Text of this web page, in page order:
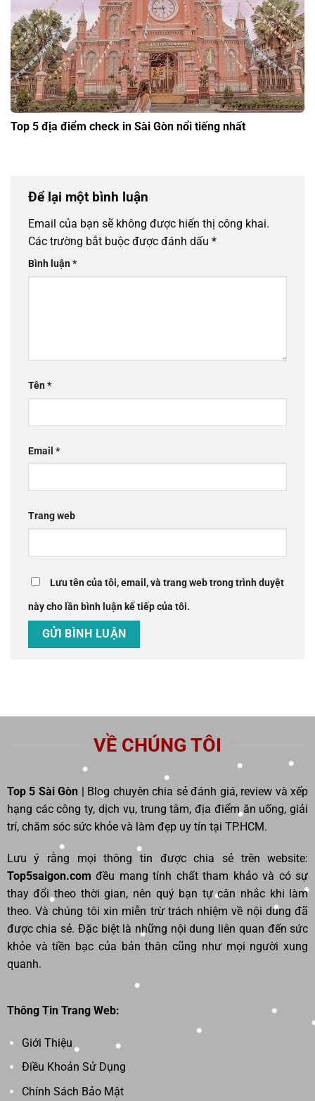
Top 5 địa điểm check in Sài Gòn nổi tiếng nhất
Để lại một bình luận
Email của bạn sẽ không được hiển thị công khai.
Các trường bắt buộc được đánh dấu *
Bình luận*
Tên*
Email *
Trang web
Lưu tên của tôi, email, và trang web trong trình duyệt
này cho lần bình luận kế tiếp của tôi.
VỀ CHÚNG TÔI
Top 5 Sài Gòn | Blog chuyên chia sẻ đánh giá, review và xếp
hạng các công ty, dịch vụ, trung tâm, địa điểm ăn uống, giải
trí, chăm sóc sức khỏe và làm đẹp uy tín tại TP.HCM.
Lưu ý rằng mọi thông tin được chia sẻ trên website:
Top5saigon.comđều mang tính chất tham khảo và có sự
thay đổi theo thời gian, nên quý bạn tự cân nhắc khi làm
theo. Và chúng tôi xin miễn trừ trách nhiệm về nội dung đã
được chia sẻ. Đặc biệt là những nội dung liên quan đến sức
khỏe và tiền bạc của bản thân cũng như mọi người xung
quanh.
Thông Tin Trang Web:
Giới Thiệu
Điều Khoản Sử Dụng
Chính Sách Bảo Mật